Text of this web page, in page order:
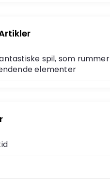
spil, som rummer
elementer